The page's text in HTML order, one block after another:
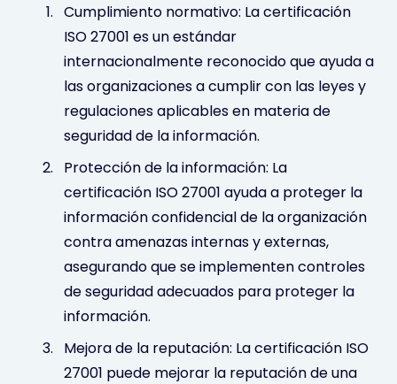
Cumplimiento normativo: La certificación
ISO 27001 es un estándar
internacionalmente reconocido que ayuda a
las organizaciones a cumplir con las leyes y
regulaciones aplicables en materia de
seguridad de la información.
Protección de la información: La
certificación ISO 27001 ayuda a proteger la
información confidencial de la organización
contra amenazas internas y externas,
asegurando que se implementen controles
de seguridad adecuados para proteger la
información.
Mejora de la reputación: La certificación ISO
27001 puede mejorar la reputación de una